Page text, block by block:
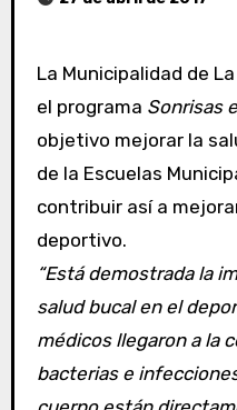
La Municipalidad de
el programa Sonrisas
objetivo mejorar la
de la Escuelas
contribuir así a
deportivo.
“Está demostrada la importancia que tiene la
salud bucal en el
médicos llegaron a la
bacterias e